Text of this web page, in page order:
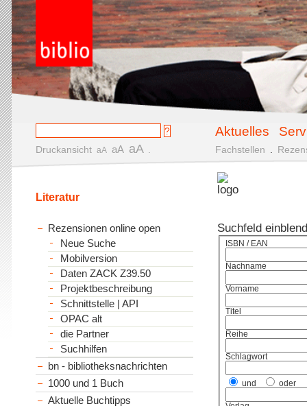
Aktuelles
Druckansicht aA aA aA Fachstellen
Suchfeld
ISBN / EAN
Nachname
Vorname
Titel
Reihe
Schlagwort
und oder
Literatur
Rezensionen online open
Neue Suche
Mobilversion
Daten ZACK Z39.50
Projektbeschreibung
Schnittstelle | API
OPAC alt
die Partner
Suchhilfen
bn - bibliotheksnachrichten
1000 und 1 Buch
Aktuelle Buchtipps